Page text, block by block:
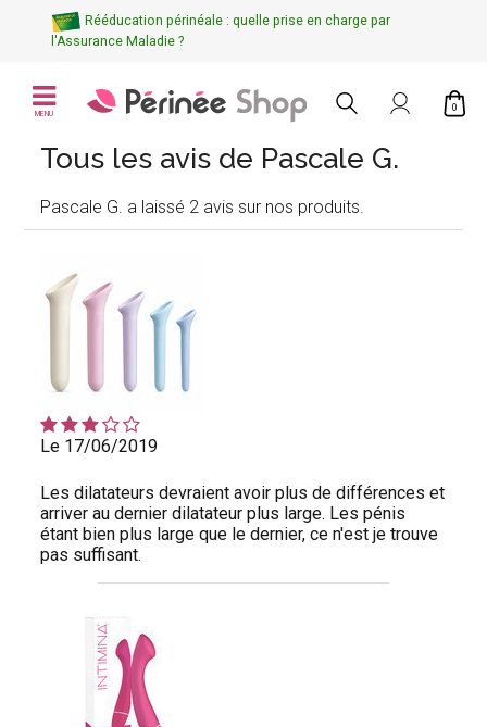
Rééducation périnéale : quelle prise en charge par
l'Assurance Maladie ?
MENU
0
Tous les avis de Pascale G.
Pascale G. a laissé 2 avis sur nos produits.
Le 17/06/2019
Les dilatateurs devraient avoir plus de différences et
arriver au dernier dilatateur plus large. Les pénis
étant bien plus large que le dernier, ce n'est je trouve
pas suffisant.